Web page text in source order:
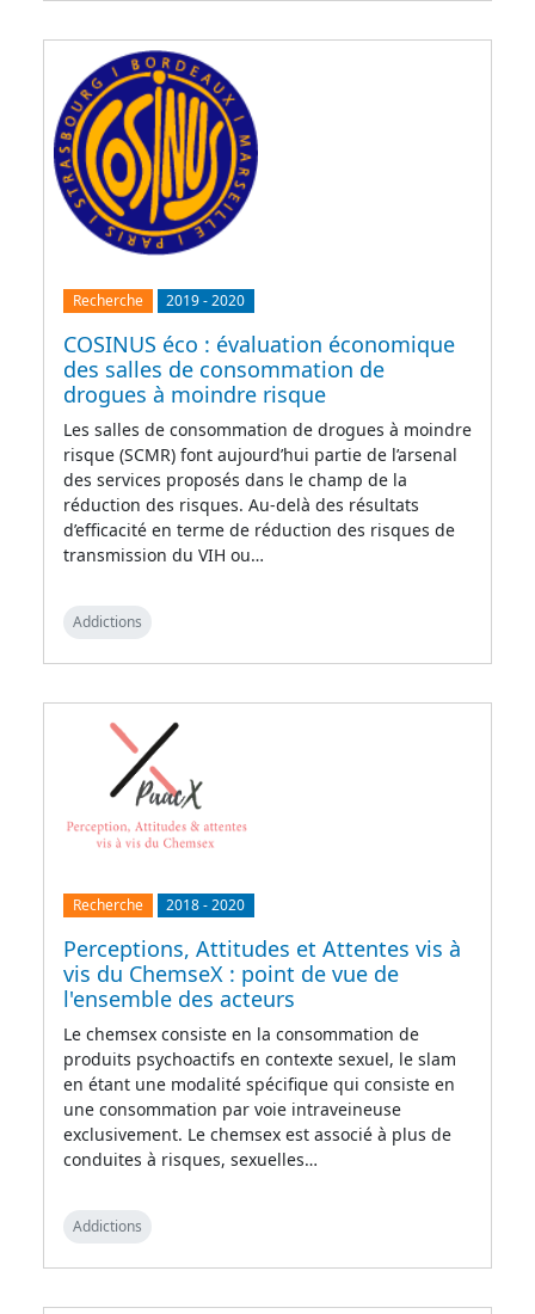
Recherche 2019-2020
COSINUS éco : évaluation économique
des salles de consommation de
drogues à moindre risque
Les salles de consommation de drogues à moindre
risque (SCMR) font aujourd’hui partie de l’arsenal
des services proposés dans le champ de la
réduction des risques. Au-delà des résultats
d’efficacité en terme de réduction des risques de
transmission du VIH ou…
Addictions
Recherche 2018-2020
Perceptions, Attitudes et Attentes vis à
vis du ChemseX : point de vue de
l'ensemble des acteurs
Le chemsex consiste en la consommation de
produits psychoactifs en contexte sexuel, le slam
en étant une modalité spécifique qui consiste en
une consommation par voie intraveineuse
exclusivement. Le chemsex est associé à plus de
conduites à risques, sexuelles…
Addictions